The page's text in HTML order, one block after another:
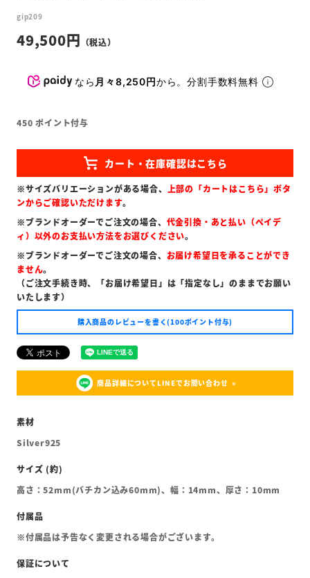
gip209
49,500
なら 月々8,250円から。分割手数料無料
450 ポイント付与
※サイズバリエーションがある場合、 上部の「カートはこちら」ボタ
ンからご確認いただけます。
※ブランドオーダーでご注文の場合、 代金引換・あと払い（ペイデ
ィ）以外のお支払い方法をお選びください。
※ブランドオーダーでご注文の場合、 お届け希望日を承ることができ
ません。
（ご注文手続き時、「お届け希望日」は「指定なし」のままでお願い
いたします）
購入商品のレビューを書く(100ポイント付与)
商品詳細についてLINEでお問い合わせ
Silver925
高さ：52mm(バチカン込み60mm)、幅：14mm、厚さ：10mm
※付属品は予告なく変更される場合がございます。